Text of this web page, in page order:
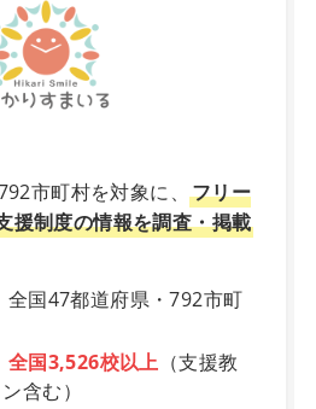
市町村を対象に、 フリー
援制度の情報を調査・掲載
全国47都道府県・792市町
全国3,526校以上 （支援教
含む）